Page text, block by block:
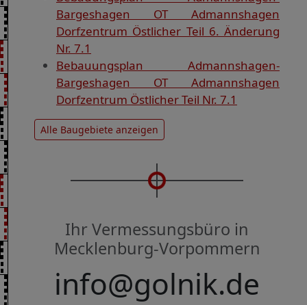
Bargeshagen OT Admannshagen
Dorfzentrum Östlicher Teil 6. Änderung
Nr. 7.1
Bebauungsplan Admannshagen-
Bargeshagen OT Admannshagen
Dorfzentrum Östlicher Teil Nr. 7.1
Alle Baugebiete anzeigen
Ihr Vermessungsbüro in
Mecklenburg-Vorpommern
info@golnik.de